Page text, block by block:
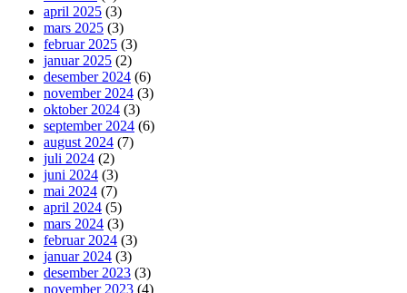
april 2025 (3)
mars 2025 (3)
februar 2025 (3)
januar 2025 (2)
desember 2024 (6)
november 2024 (3)
oktober 2024 (3)
september 2024 (6)
august 2024 (7)
juli 2024 (2)
juni 2024 (3)
mai 2024 (7)
april 2024 (5)
mars 2024 (3)
februar 2024 (3)
januar 2024 (3)
desember 2023 (3)
november 2023 (4)